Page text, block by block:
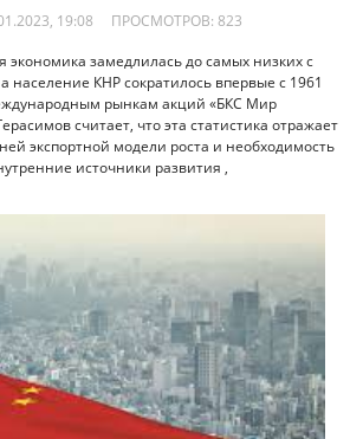
19:08 ПРОСМОТРОВ: 823
экономика замедлилась до самых низких с
население КНР сократилось впервые с 1961
рынкам акций «БКС Мир
считает, что эта статистика отражает
экспортной модели роста и необходимость
источники развития ,